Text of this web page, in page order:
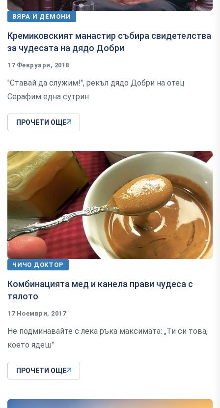
ВЯРА И ДЕМОНИ
Кремиковският манастир събира свидетелства
за чудесата на дядо Добри
17 Февруари, 2018
"Ставай да служим!", рекъл дядо Добри на отец
Серафим една сутрин
ПРОЧЕТИ ОЩЕ
ЧИЧО ДОКТОР
Комбинацията мед и канела прави чудеса с
тялото
17 Ноември, 2017
Не подминавайте с лека ръка максимата: „Ти си това,
което ядеш”
ПРОЧЕТИ ОЩЕ